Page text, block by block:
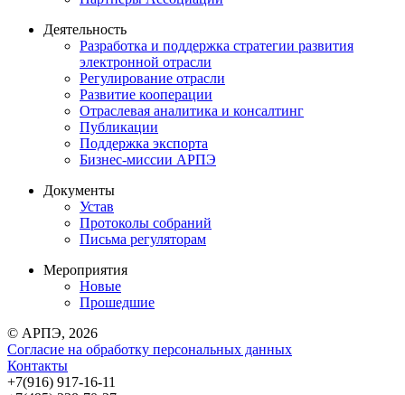
Деятельность
Разработка и поддержка стратегии развития
электронной отрасли
Регулирование отрасли
Развитие кооперации
Отраслевая аналитика и консалтинг
Публикации
Поддержка экспорта
Бизнес-миссии АРПЭ
Документы
Устав
Протоколы собраний
Письма регуляторам
Мероприятия
Новые
Прошедшие
© АРПЭ, 2026
Согласие на обработку персональных данных
Контакты
+7(916) 917-16-11